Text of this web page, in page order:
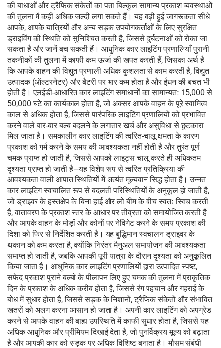
की बाधाओं और ट्रैफिक संकेतों का पता बिल्कुल सामान्य प्रकाश व्यवस्थाओं
की तुलना में कहीं अधिक जल्दी लगा सकते हैं। यह बढ़ी हुई जागरूकता सीधे
आपके, आपके यात्रियों और अन्य सड़क उपयोगकर्ताओं के लिए सुरक्षित
ड्राइविंग की स्थिति को सुनिश्चित करती है, जिससे दुर्घटनाओं को रोका जा
सकता है और जानें बच सकती हैं। आधुनिक कार लाइटिंग प्रणालियाँ पुरानी
तकनीकों की तुलना में काफी कम ऊर्जा की खपत करती हैं, जिसका अर्थ है
कि आपके वाहन की विद्युत प्रणाली अधिक कुशलता से काम करती है, विद्युत
उत्पादक (ऑल्टरनेटर) और बैटरी पर भार कम होता है और ईंधन की बचत भी
होती है। एलईडी-आधारित कार लाइटिंग समाधानों का सामान्यतः 15,000 से
50,000 घंटे का कार्यकाल होता है, जो अक्सर आपके वाहन के पूरे स्वामित्व
काल से अधिक होता है, जिससे पारंपरिक लाइटिंग प्रणालियों को प्रभावित
करने वाले बार-बार बल्ब बदलने के लगातार खर्च और असुविधा से छुटकारा
मिल जाता है। समकालीन कार लाइटिंग की त्वरित-चालू क्षमता के कारण
प्रकाश को गर्म करने के समय की आवश्यकता नहीं होती है और तुरंत पूर्ण
चमक प्राप्त हो जाती है, जिससे आपको लाइट्स चालू करते ही अधिकतम
दृश्यता प्राप्त हो जाती है—यह विशेष रूप से त्वरित प्रतिक्रिया की
आवश्यकता वाली आपात स्थितियों में अत्यंत मूल्यवान सिद्ध होता है। उन्नत
कार लाइटिंग स्वचालित रूप से बदलती परिस्थितियों के अनुकूल हो जाती है,
जो ड्राइवर के हस्तक्षेप के बिना हाई और लो बीम के बीच स्वतः स्विच करती
है, वातावरण के प्रकाश स्तर के आधार पर तीव्रता को समायोजित करती है
और आपके वाहन के मोड़ों और कोनों पर नेविगेट करने के समय प्रकाश की
दिशा को फिर से निर्देशित करती है। यह बुद्धिमान स्वचालन ड्राइवर के
थकान को कम करता है, क्योंकि निरंतर मैनुअल समायोजन की आवश्यकता
समाप्त हो जाती है, जबकि आपकी पूरी यात्रा के दौरान दृश्यता को अनुकूलित
किया जाता है। आधुनिक कार लाइटिंग प्रणालियों द्वारा उत्पादित स्पष्ट,
सफेद प्रकाश पुराने बल्बों के पीलापन लिए हुए चमक की तुलना में प्राकृतिक
दिन के प्रकाश के अधिक करीब होता है, जिससे रंग पहचान और गहराई के
बोध में सुधार होता है, जिससे सड़क के निशानों, ट्रैफिक संकेतों और संभावित
खतरों को अलग करना आसान हो जाता है। अपनी कार लाइटिंग को अपग्रेड
करने से आपके वाहन की बाह्य उपस्थिति में काफी सुधार होता है, जिससे यह
अधिक आधुनिक और प्रीमियम दिखाई देता है, जो पुनर्विक्रय मूल्य को बढ़ाता
है और आपकी कार को सड़क पर अधिक विशिष्ट बनाता है। मौसम संबंधी